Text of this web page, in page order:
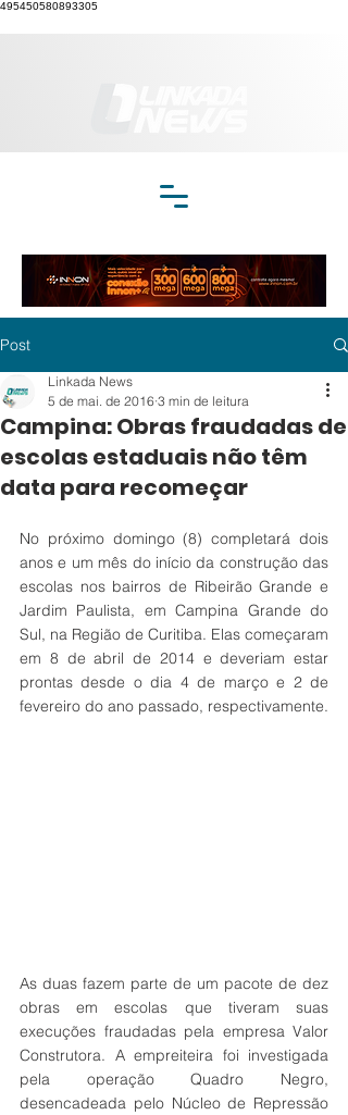
495450580893305
Post
Campina: Obras fraudadas de
escolas estaduais não têm
data para recomeçar
Linkada News
5 de mai. de 2016 3 min de leitura
No próximo domingo (8) completará dois
anos e um mês do início da construção das
escolas nos bairros de Ribeirão Grande e
Jardim Paulista, em Campina Grande do
Sul, na Região de Curitiba. Elas começaram
em 8 de abril de 2014 e deveriam estar
prontas desde o dia 4 de março e 2 de
As duas fazem parte de um pacote de dez
obras em escolas que tiveram suas
execuções fraudadas pela empresa Valor
Construtora. A empreiteira foi investigada
pela operação Quadro Negro,
desencadeada pelo Núcleo de Repressão